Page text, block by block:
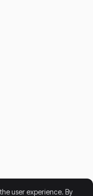
user experience. By